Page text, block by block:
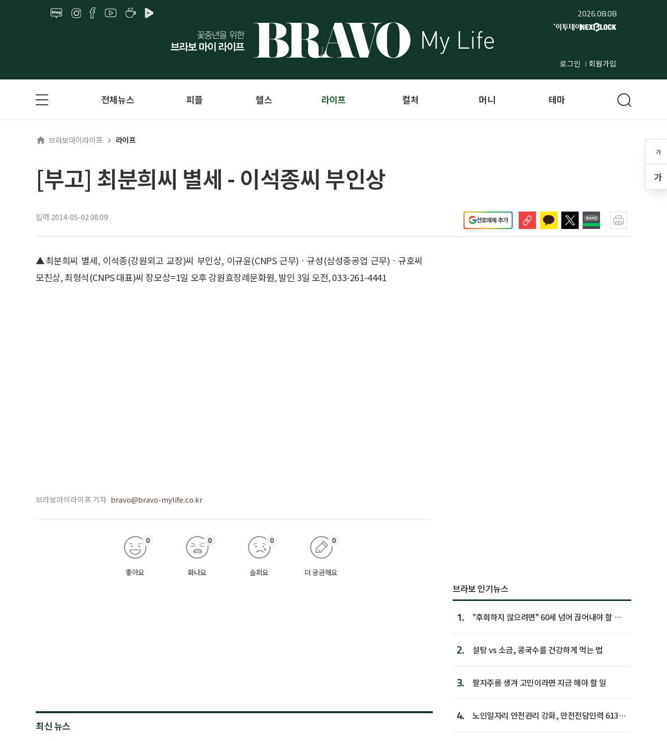
2026.08.08
로그인 회원가입
가
가
전체뉴스 피플 헬스 라이프 컬처 머니 테마
브라보마이라이프 라이프
[부고] 최분희씨 별세 - 이석종씨 부인상
입력 2014-05-02 08:09 선호매체 추가
▲최분희씨 별세, 이석종(강원외고 교장)씨 부인상, 이규윤(CNPS 근무)ㆍ규성(삼성중공업 근무)ㆍ규호씨
모친상, 최형석(CNPS 대표)씨 장모상=1일 오후 강원효장례문화원, 발인 3일 오전, 033-261-4441
브라보마이라이프 기자 bravo@bravo-mylife.co.kr
좋아요
0
화나요
0
슬퍼요
0
더 궁금해요
0
최신 뉴스
브라보 인기뉴스
1.
"후회하지 않으려면" 60세 넘어 끊어내야 할 사
2. 설탕 vs 소금, 콩국수를 건강하게 먹는 법
3. 팔자주름 생겨 고민이라면 지금 해야 할 일
4.
노인일자리 안전관리 강화, 안전전담인력 613명